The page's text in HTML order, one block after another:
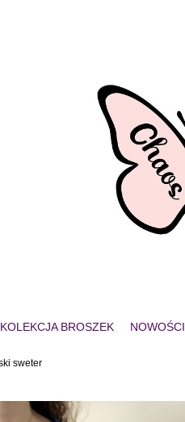
KOLEKCJA BROSZEK NOWOŚCI
sweter